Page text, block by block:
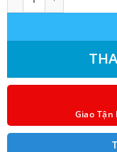
Giao Tận